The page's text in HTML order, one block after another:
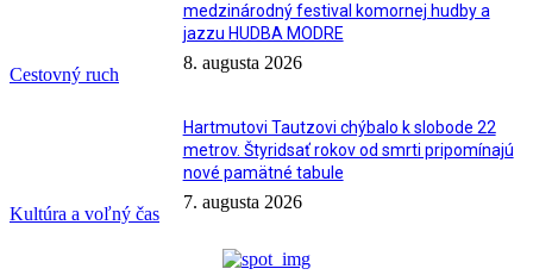
Cestovný ruch
medzinárodný festival komornej hudby a
jazzu HUDBA MODRE
8. augusta 2026
Kultúra a voľný čas
Hartmutovi Tautzovi chýbalo k slobode 22
metrov. Štyridsať rokov od smrti pripomínajú
nové pamätné tabule
7. augusta 2026